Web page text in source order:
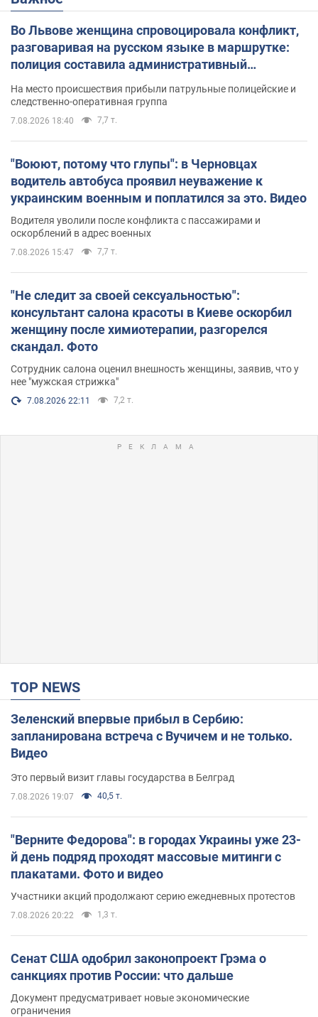
Во Львове женщина спровоцировала конфликт,
разговаривая на русском языке в маршрутке:
полиция составила административный
На место происшествия прибыли патрульные полицейские и
следственно-оперативная группа
7.08.2026 18:40 7,7 т.
"Воюют, потому что глупы": в Черновцах
водитель автобуса проявил неуважение к
украинским военным и поплатился за это. Видео
Водителя уволили после конфликта с пассажирами и
оскорблений в адрес военных
7.08.2026 15:47 7,7 т.
"Не следит за своей сексуальностью":
консультант салона красоты в Киеве оскорбил
женщину после химиотерапии, разгорелся
скандал. Фото
Сотрудник салона оценил внешность женщины, заявив, что у
нее "мужская стрижка"
7.08.2026 22:11 7,2 т.
TOP NEWS
Зеленский впервые прибыл в Сербию:
запланирована встреча с Вучичем и не только.
Видео
Это первый визит главы государства в Белград
7.08.2026 19:07 40,5 т.
"Верните Федорова": в городах Украины уже 23-
й день подряд проходят массовые митинги с
плакатами. Фото и видео
Участники акций продолжают серию ежедневных протестов
7.08.2026 20:22 1,3 т.
Сенат США одобрил законопроект Грэма о
санкциях против России: что дальше
Документ предусматривает новые экономические
ограничения